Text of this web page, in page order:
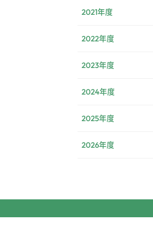
2021年度
2022年度
2023年度
2024年度
2025年度
2026年度